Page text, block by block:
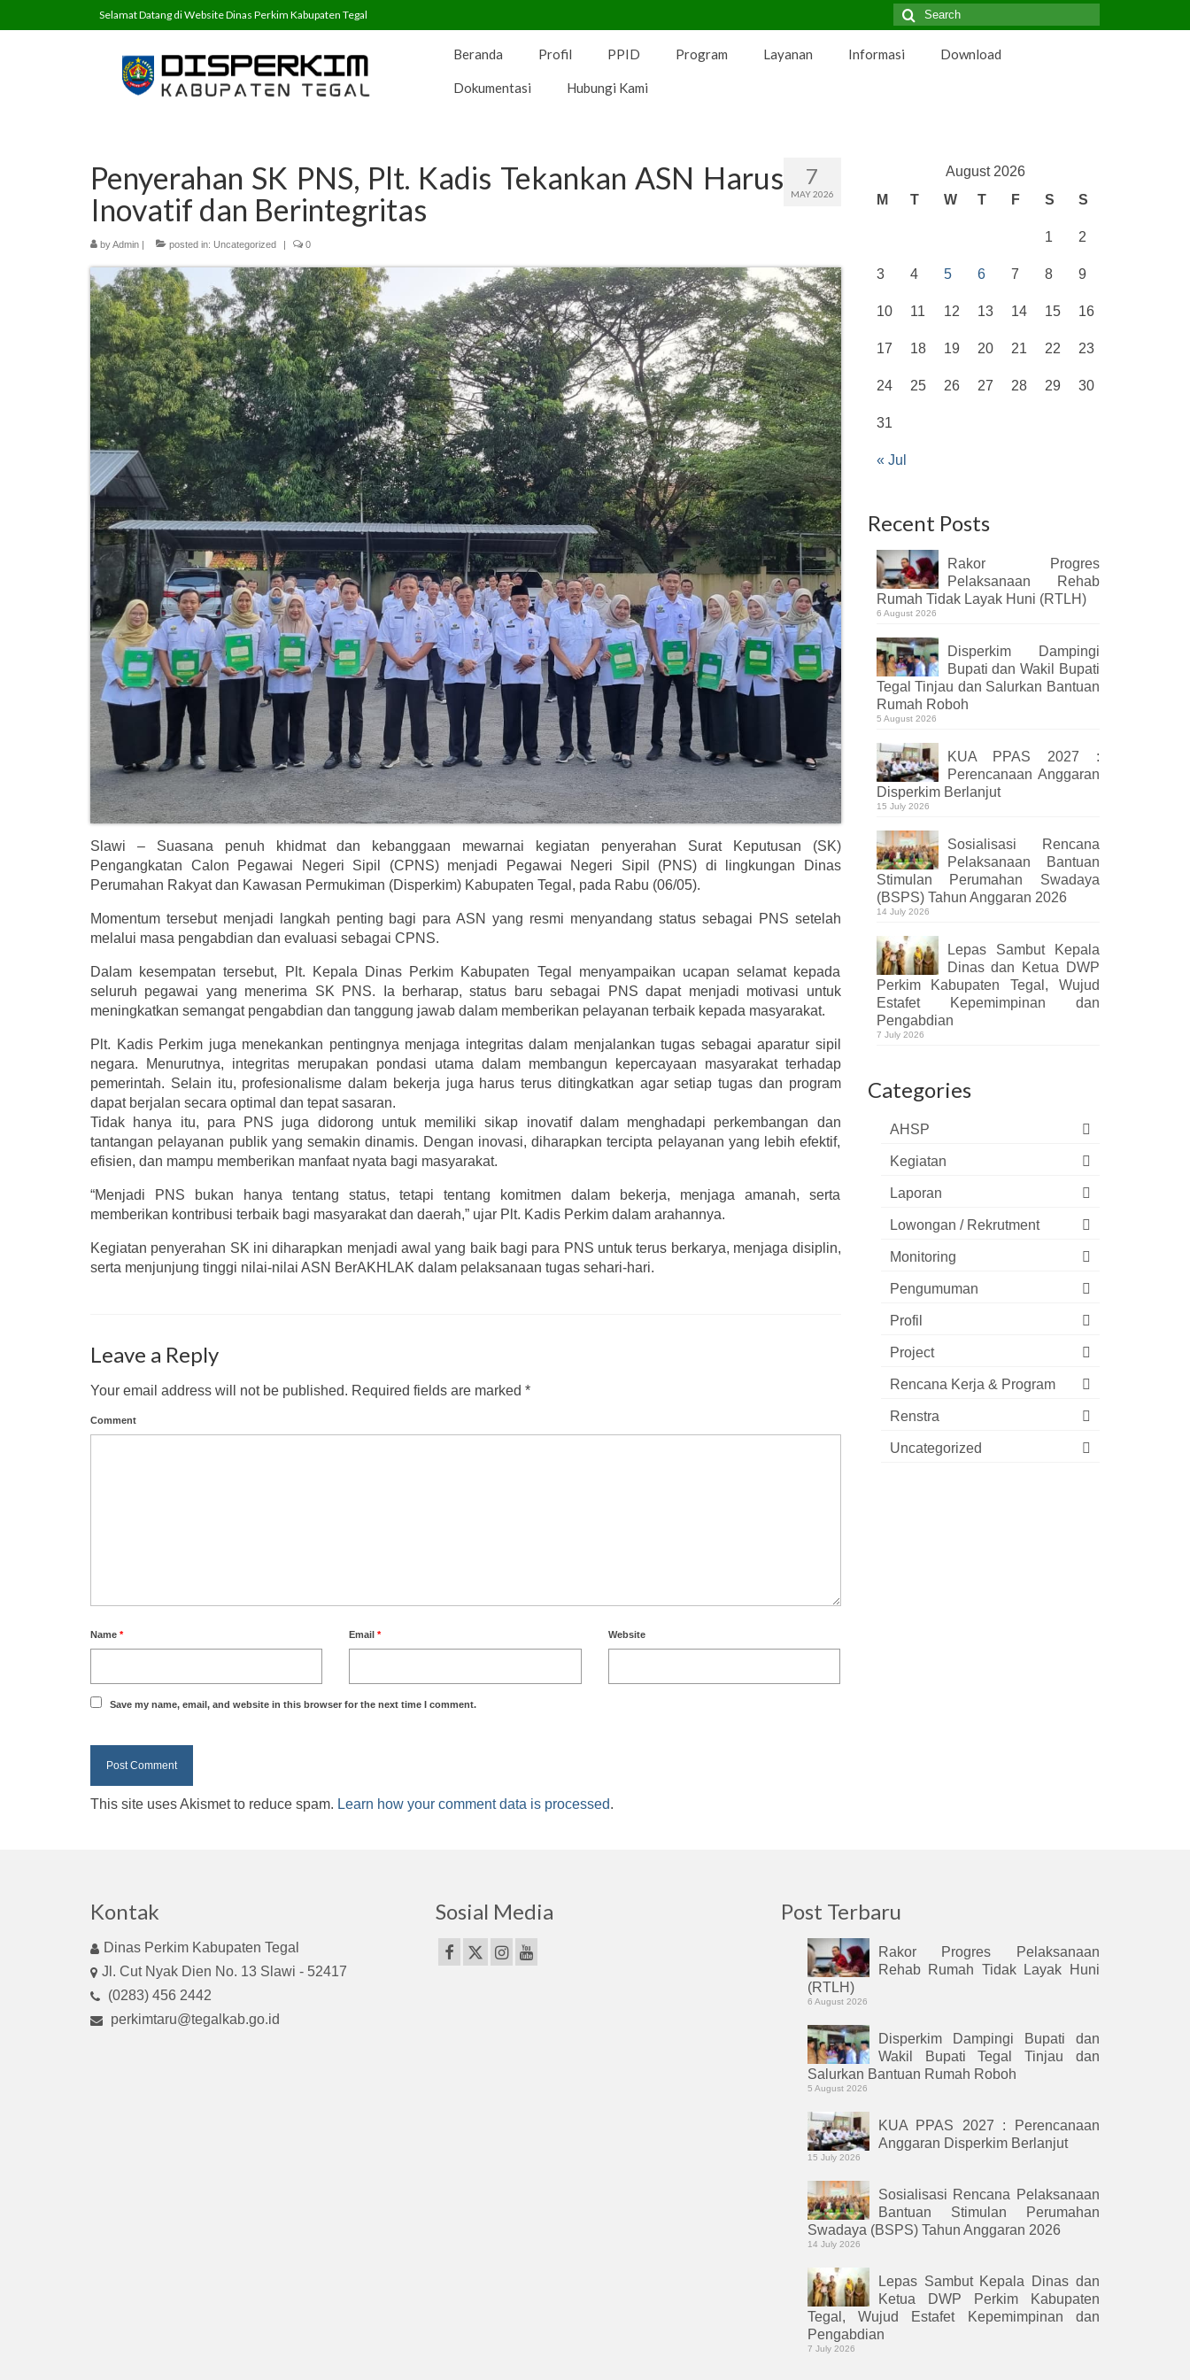
Selamat Datang di Website Dinas Perkim Kabupaten Tegal
Search
for:
Beranda Profil PPID Program Layanan Informasi Download
Dokumentasi Hubungi Kami
7
MAY 2026
Penyerahan SK PNS, Plt. Kadis Tekankan ASN Harus
Inovatif dan Berintegritas
byAdmin | posted in: Uncategorized | 0
Slawi – Suasana penuh khidmat dan kebanggaan mewarnai kegiatan penyerahan Surat Keputusan (SK)
Pengangkatan Calon Pegawai Negeri Sipil (CPNS) menjadi Pegawai Negeri Sipil (PNS) di lingkungan Dinas
Perumahan Rakyat dan Kawasan Permukiman (Disperkim) Kabupaten Tegal, pada Rabu (06/05).
Momentum tersebut menjadi langkah penting bagi para ASN yang resmi menyandang status sebagai PNS setelah
melalui masa pengabdian dan evaluasi sebagai CPNS.
Dalam kesempatan tersebut, Plt. Kepala Dinas Perkim Kabupaten Tegal menyampaikan ucapan selamat kepada
seluruh pegawai yang menerima SK PNS. Ia berharap, status baru sebagai PNS dapat menjadi motivasi untuk
meningkatkan semangat pengabdian dan tanggung jawab dalam memberikan pelayanan terbaik kepada masyarakat.
Plt. Kadis Perkim juga menekankan pentingnya menjaga integritas dalam menjalankan tugas sebagai aparatur sipil
negara. Menurutnya, integritas merupakan pondasi utama dalam membangun kepercayaan masyarakat terhadap
pemerintah. Selain itu, profesionalisme dalam bekerja juga harus terus ditingkatkan agar setiap tugas dan program
dapat berjalan secara optimal dan tepat sasaran.
Tidak hanya itu, para PNS juga didorong untuk memiliki sikap inovatif dalam menghadapi perkembangan dan
tantangan pelayanan publik yang semakin dinamis. Dengan inovasi, diharapkan tercipta pelayanan yang lebih efektif,
efisien, dan mampu memberikan manfaat nyata bagi masyarakat.
“Menjadi PNS bukan hanya tentang status, tetapi tentang komitmen dalam bekerja, menjaga amanah, serta
memberikan kontribusi terbaik bagi masyarakat dan daerah,” ujar Plt. Kadis Perkim dalam arahannya.
Kegiatan penyerahan SK ini diharapkan menjadi awal yang baik bagi para PNS untuk terus berkarya, menjaga disiplin,
serta menjunjung tinggi nilai-nilai ASN BerAKHLAK dalam pelaksanaan tugas sehari-hari.
Leave a Reply
Your email address will not be published. Required fields are marked *
Comment
Name * Email* Website
Save my name, email, and website in this browser for the next time I comment.
This site uses Akismet to reduce spam. Learn how your comment data is processed.
August 2026
M
T W T F S S
« Jul
1 2
3 4 5 6 7 8 9
10 11 12 13 14 15 16
17 18 19 20 21 22 23
24 25 26 27 28 29 30
31
Recent Posts
Rakor Progres
Pelaksanaan Rehab
Rumah Tidak Layak Huni (RTLH)
6 August 2026
Disperkim Dampingi
Bupati dan Wakil Bupati
Tegal Tinjau dan Salurkan Bantuan
Rumah Roboh
5 August 2026
KUA PPAS 2027 :
Perencanaan Anggaran
Disperkim Berlanjut
15 July 2026
Sosialisasi Rencana
Pelaksanaan Bantuan
Stimulan Perumahan Swadaya
(BSPS) Tahun Anggaran 2026
14 July 2026
Lepas Sambut Kepala
Dinas dan Ketua DWP
Perkim Kabupaten Tegal, Wujud
Estafet Kepemimpinan dan
Pengabdian
7 July 2026
Categories
AHSP
Kegiatan
Laporan
Lowongan / Rekrutment
Monitoring
Pengumuman
Profil
Project
Rencana Kerja & Program
Renstra
Uncategorized
Kontak
Dinas Perkim Kabupaten Tegal
Jl. Cut Nyak Dien No. 13 Slawi - 52417
(0283) 456 2442
perkimtaru@tegalkab.go.id
Sosial Media Post Terbaru
Rakor Progres Pelaksanaan
Rehab Rumah Tidak Layak Huni
(RTLH)
6 August 2026
Disperkim Dampingi Bupati dan
Wakil Bupati Tegal Tinjau dan
Salurkan Bantuan Rumah Roboh
5 August 2026
KUA PPAS 2027 : Perencanaan
Anggaran Disperkim Berlanjut
15 July 2026
Sosialisasi Rencana Pelaksanaan
Bantuan Stimulan Perumahan
Swadaya (BSPS) Tahun Anggaran 2026
14 July 2026
Lepas Sambut Kepala Dinas dan
Ketua DWP Perkim Kabupaten
Tegal, Wujud Estafet Kepemimpinan dan
Pengabdian
7 July 2026